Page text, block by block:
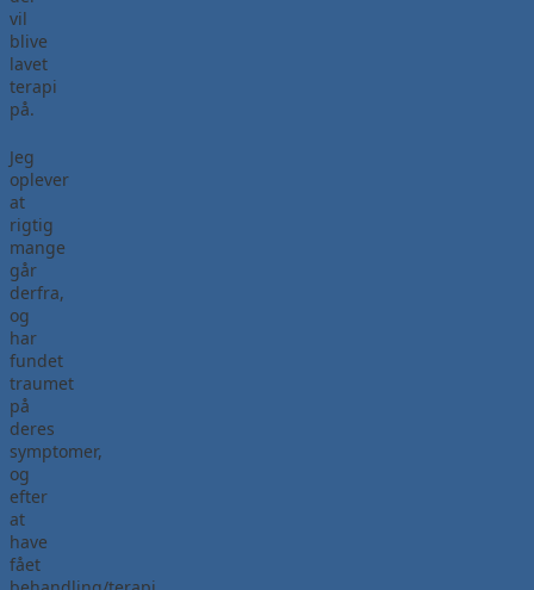
vil
blive
lavet
terapi
på.
Jeg
oplever
at
rigtig
mange
går
derfra,
og
har
fundet
traumet
på
deres
symptomer,
og
efter
at
have
fået